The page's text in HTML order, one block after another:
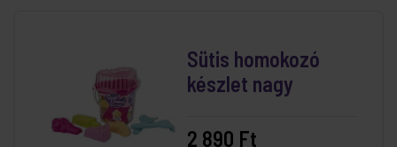
Sütis homokozó
készlet nagy
2 890 Ft